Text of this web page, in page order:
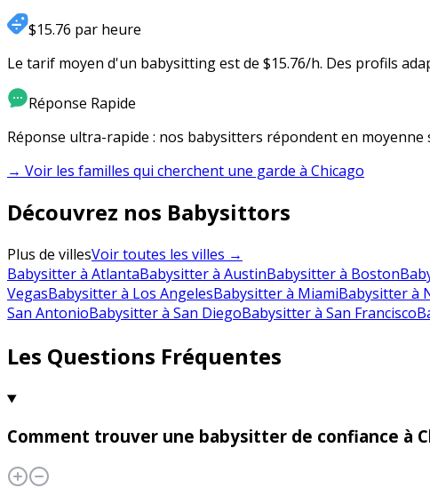
$15.76 par heure
Le tarif moyen d'un babysitting est de $15.76/h. Des profils
Réponse Rapide
Réponse ultra-rapide : nos babysitters répondent en
→ Voir les familles qui cherchent une garde à Chicago
Découvrez nos Babysittors
Plus de villesVoir toutes les villes →
Babysitter à AtlantaBabysitter à AustinBabysitter à Boston
VegasBabysitter à Los AngelesBabysitter à MiamiBabysitter à
San AntonioBabysitter à San DiegoBabysitter à San Francisco
Les Questions Fréquentes
Comment trouver une babysitter de confiance à